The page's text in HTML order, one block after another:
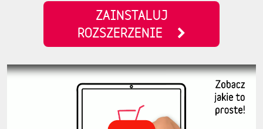
ZAINSTALUJ
ROZSZERZENIE